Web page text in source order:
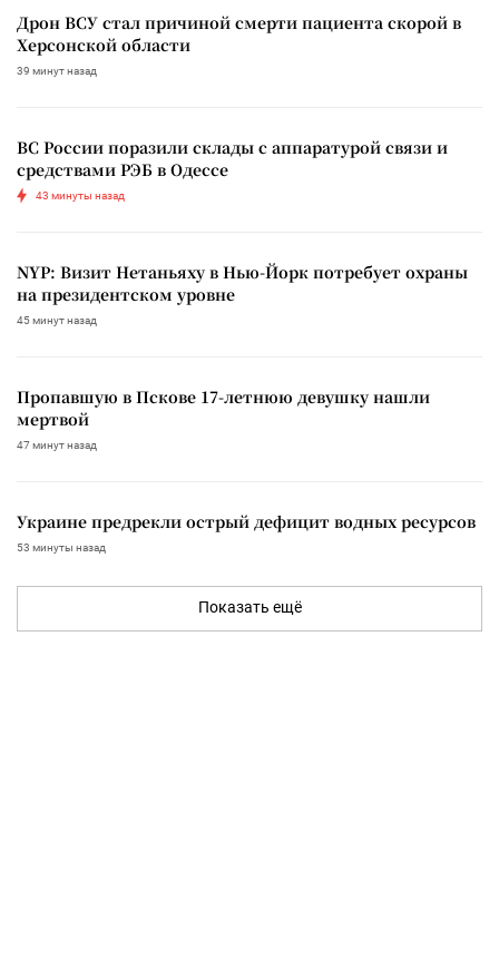
Дрон ВСУ стал причиной смерти пациента скорой в
Херсонской области
39 минут назад
ВС России поразили склады с аппаратурой связи и
средствами РЭБ в Одессе
43 минуты назад
NYP: Визит Нетаньяху в Нью-Йорк потребует охраны
на президентском уровне
45 минут назад
Пропавшую в Пскове 17-летнюю девушку нашли
мертвой
47 минут назад
Украине предрекли острый дефицит водных ресурсов
53 минуты назад
Показать ещё